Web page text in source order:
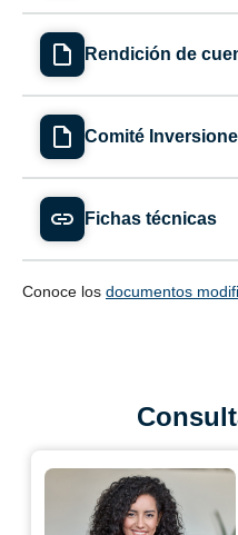
Rendición de
Comité
Fichas técnicas
Conoce los documentos